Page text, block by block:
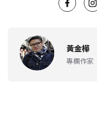
黃金樺
專欄作家